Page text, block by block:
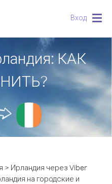
Вход
КАК
> Ирландия через Viber
на городские и